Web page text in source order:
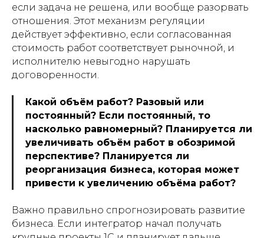
если задача не решена, или вообще разорвать
отношения. Этот механизм регуляции
действует эффективно, если согласованная
стоимость работ соответствует рыночной, и
исполнителю невыгодно нарушать
договоренности.
Какой объём работ? Разовый или
постоянный? Если постоянный, то
насколько равномерный? Планируется ли
увеличивать объём работ в обозримой
перспективе? Планируется ли
реорганизация бизнеса, которая может
привести к увеличению объёма работ?
Важно правильно спрогнозировать развитие
бизнеса. Если интегратор начал получать